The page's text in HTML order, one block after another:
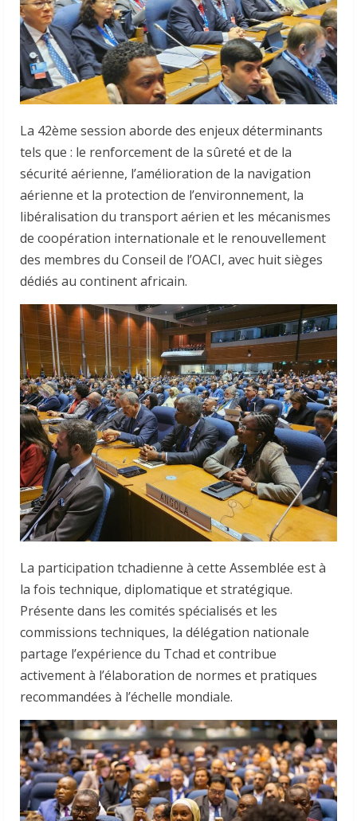
La 42ème session aborde des enjeux déterminants
tels que : le renforcement de la sûreté et de la
sécurité aérienne, l’amélioration de la navigation
aérienne et la protection de l’environnement, la
libéralisation du transport aérien et les mécanismes
de coopération internationale et le renouvellement
des membres du Conseil de l’OACI, avec huit sièges
dédiés au continent africain.
La participation tchadienne à cette Assemblée est à
la fois technique, diplomatique et stratégique.
Présente dans les comités spécialisés et les
commissions techniques, la délégation nationale
partage l’expérience du Tchad et contribue
activement à l’élaboration de normes et pratiques
recommandées à l’échelle mondiale.